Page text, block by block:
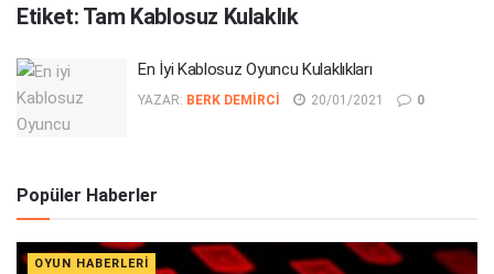
Etiket: Tam Kablosuz Kulaklık
En İyi Kablosuz Oyuncu Kulaklıkları
YAZAR: BERK DEMIRCI 20/01/2021 0
Popüler Haberler
OYUN HABERLERI